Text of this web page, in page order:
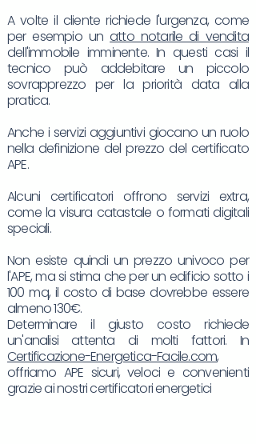
A volte il cliente richiede l'urgenza, come
per esempio unatto notarile di vendita
dell'immobile imminente. In questi casi il
tecnico può addebitare un piccolo
sovrapprezzo per la priorità data alla
pratica.
Anche i servizi aggiuntivi giocano un ruolo
nella definizione del prezzo del certificato
APE.
Alcuni certificatori offrono servizi extra,
come la visura catastale o formati digitali
speciali.
Non esiste quindi un prezzo univoco per
l'APE, ma si stima che per un edificio sotto i
100 mq, il costo di base dovrebbe essere
almeno 130€.
Determinare il giusto costo richiede
un'analisi attenta di molti fattori. In
Certificazione-Energetica-Facile.com,
offriamo APE sicuri, veloci e convenienti
grazie ai nostri certificatori energetici